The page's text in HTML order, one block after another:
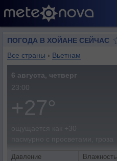
ПОГОДА В ХОЙАНЕ СЕЙЧАС
Все страны › Вьетнам
6 августа, четверг
23:00
+27°
Давление Влажность